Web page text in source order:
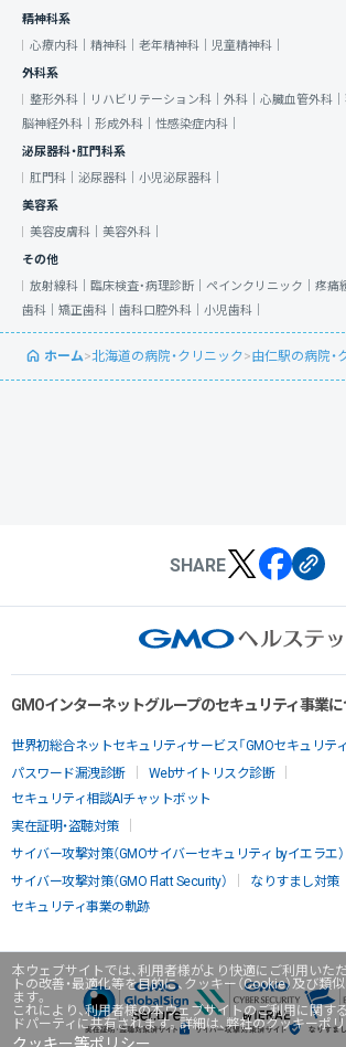
本ウェブサイトでは、利用者様がより快適にご利用いた
トの改善・最適化等を目的に、クッキー（Cookie）及び類
ます。
これにより、利用者様の本ウェブサイトのご利用に関す
ドパーティに共有されます。詳細は、弊社のクッキーポ
精神科系
心療内科｜ 精神科｜ 老年精神科｜ 児童精神科｜
外科系
整形外科｜
リハビリテーション科｜ 外科｜ 心臓血管外科｜
脳神経外科｜ 形成外科｜ 性感染症内科｜
泌尿器科・肛門科系
肛門科｜ 泌尿器科｜ 小児泌尿器科｜
美容系
美容皮膚科｜ 美容外科｜
その他
放射線科｜ 臨床検査・病理診断｜ ペインクリニック｜ 疼痛
歯科｜ 矯正歯科｜ 歯科口腔外科｜ 小児歯科｜
ホーム>北海道の病院・クリニック>由仁駅の病院・
SHARE
GMOインターネットグループのセキュリティ事業
世界初総合ネットセキュリティサービス「GMOセキュリティ
パスワード漏洩診断
Webサイトリスク診断
セキュリティ相談AIチャットボット
実在証明・盗聴対策
サイバー攻撃対策（GMOサイバーセキュリティ byイエラエ）
サイバー攻撃対策（GMO Flatt Security）
なりすまし対策
セキュリティ事業の軌跡